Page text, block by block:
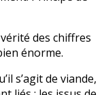
des chiffres
énorme.
s’agit de viande,